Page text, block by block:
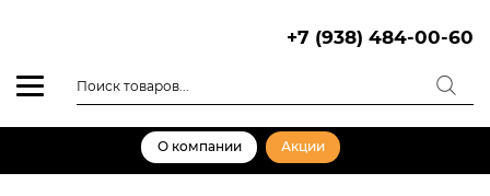
+7 (938) 484-00-60
товаров
О компании Акции